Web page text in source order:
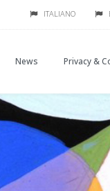
ITALIANO
News Privacy &